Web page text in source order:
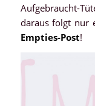
Aufgebraucht-
daraus folgt nur
Empties-Post!